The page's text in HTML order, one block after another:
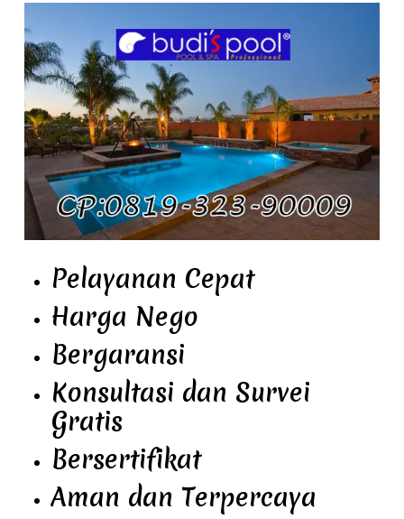
Pelayanan Cepat
Harga Nego
Bergaransi
Konsultasi dan Survei
Gratis
Bersertifikat
Aman dan Terpercaya